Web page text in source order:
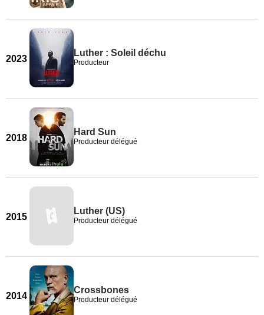
2023
Luther : Soleil déchu
Producteur
2018
Hard Sun
Producteur délégué
2015
Luther (US)
Producteur délégué
2014
Crossbones
Producteur délégué